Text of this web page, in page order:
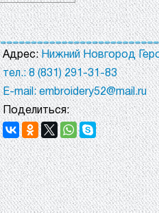
Адрес:Нижний Новгород
тел.: 8 (831) 291-31-83
E-mail: embroidery52@mail.ru
Поделиться: